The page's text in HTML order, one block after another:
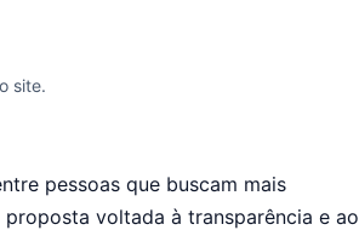
site.
pessoas que buscam mais
voltada à transparência e ao